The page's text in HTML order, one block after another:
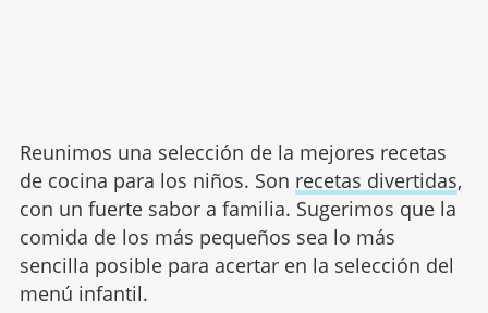
Reunimos una selección de la mejores recetas
de cocina para los niños. Son recetas divertidas,
con un fuerte sabor a familia. Sugerimos que la
comida de los más pequeños sea lo más
sencilla posible para acertar en la selección del
menú infantil.